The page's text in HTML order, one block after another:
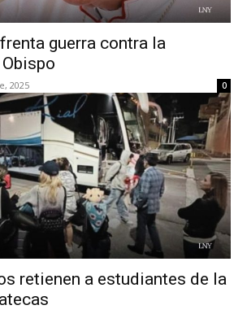
guerra contra la
2025 0
retienen a estudiantes de la